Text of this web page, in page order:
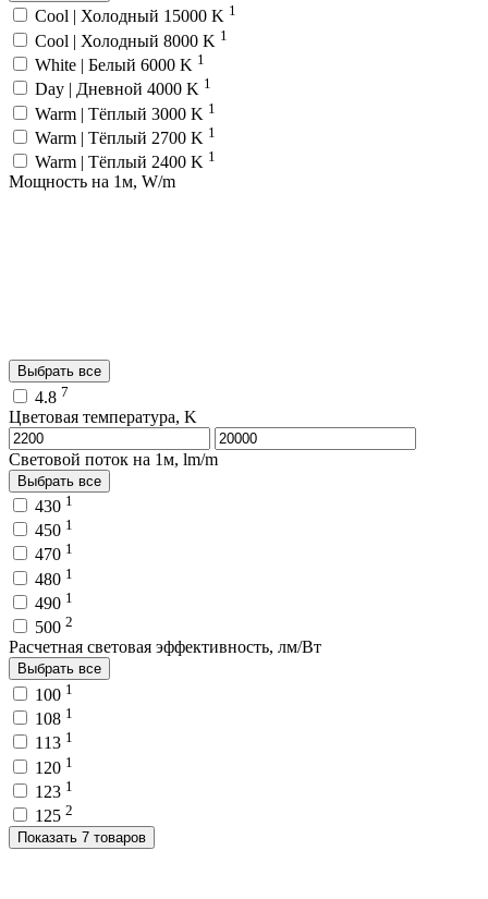
Cool | Холодный 15000 K 1
Cool | Холодный 8000 K 1
White | Белый 6000 K 1
Day | Дневной 4000 K 1
Warm | Тёплый 3000 K 1
Warm | Тёплый 2700 K 1
Warm | Тёплый 2400 K 1
Мощность на 1м, W/m
Выбрать все
4.8 7
Цветовая температура, K
Световой поток на 1м, lm/m
Выбрать все
430 1
450 1
470 1
480 1
490 1
500 2
Расчетная световая эффективность, лм/Вт
Выбрать все
100 1
108 1
113 1
120 1
123 1
125 2
Показать 7 товаров